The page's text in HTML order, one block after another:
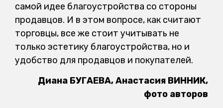
самой идее благоустройства со стороны
продавцов. И в этом вопросе, как считают
торговцы, все же стоит учитывать не
только эстетику благоустройства, но и
удобство для продавцов и покупателей.
Диана БУГАЕВА, Анастасия ВИННИК,
фото авторов